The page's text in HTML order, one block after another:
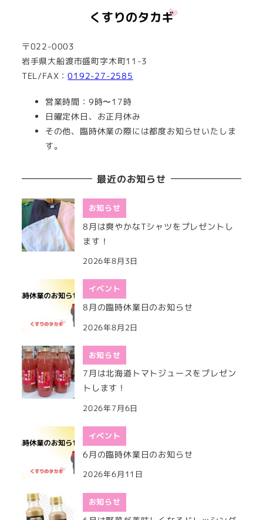
〒022-0003
岩手県大船渡市盛町字木町11-3
TEL/FAX：0192-27-2585
営業時間：9時〜17時
日曜定休日、お正月休み
その他、臨時休業の際には都度お知らせいたしま
す。
最近のお知らせ
お知らせ
8月は爽やかなTシャツをプレゼントし
ます！
2026年8月3日
イベント
8月の臨時休業日のお知らせ
2026年8月2日
お知らせ
7月は北海道トマトジュースをプレゼン
トします！
2026年7月6日
イベント
6月の臨時休業日のお知らせ
2026年6月11日
お知らせ